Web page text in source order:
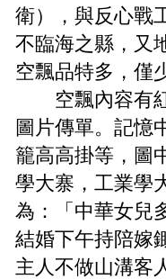
衛），與反心戰
不臨海之縣，又
空飄品特多，僅
空飄內容有紅
圖片傳單。記憶
籠高高掛等，圖
學大寨，工業學
為：「中華女兒
結婚下午持陪嫁
主人不做山溝客